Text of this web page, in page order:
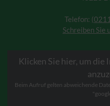
Telefon:
Schreiben Sie
Klicken Sie hier, um die
Beim Aufruf gelten abweichende